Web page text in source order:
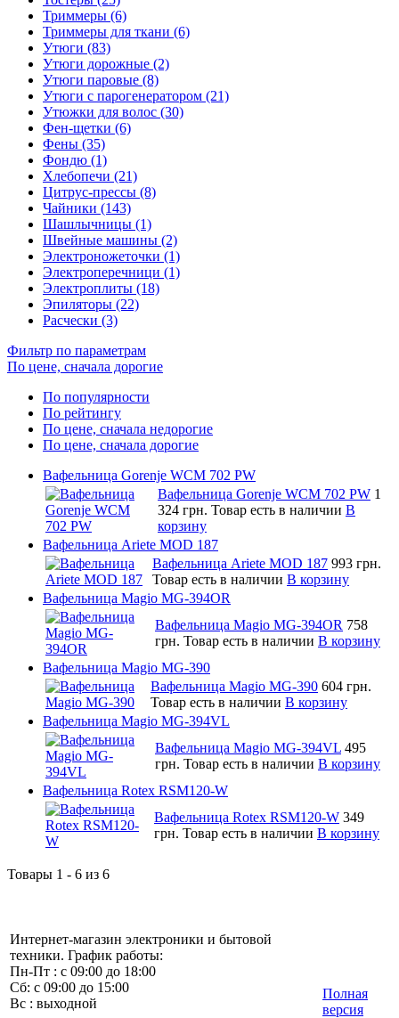
Триммеры (6)
Триммеры для ткани (6)
Утюги (83)
Утюги дорожные (2)
Утюги паровые (8)
Утюги с парогенератором (21)
Утюжки для волос (30)
Фен-щетки (6)
Фены (35)
Фондю (1)
Хлебопечи (21)
Цитрус-прессы (8)
Чайники (143)
Шашлычницы (1)
Швейные машины (2)
Электроножеточки (1)
Электроперечници (1)
Электроплиты (18)
Эпиляторы (22)
Расчески (3)
Фильтр по параметрам
По цене, сначала дорогие
По популярности
По рейтингу
По цене, сначала недорогие
По цене, сначала дорогие
Вафельница Gorenje WCM 702 PW
Вафельница Gorenje WCM 702 PW 1
324 грн. Товар есть в наличии В
корзину
Вафельница Ariete MOD 187
Вафельница Ariete MOD 187 993 грн.
Товар есть в наличии В корзину
Вафельница Magio MG-394OR
Вафельница Magio MG-394OR 758
грн. Товар есть в наличии В корзину
Вафельница Magio MG-390
Вафельница Magio MG-390 604 грн.
Товар есть в наличии В корзину
Вафельница Magio MG-394VL
Вафельница Magio MG-394VL 495
грн. Товар есть в наличии В корзину
Вафельница Rotex RSM120-W
Вафельница Rotex RSM120-W 349
грн. Товар есть в наличии В корзину
Товары 1 - 6 из 6
Интернет-магазин электроники и бытовой
техники. График работы:
Пн-Пт : с 09:00 до 18:00
Сб: с 09:00 до 15:00
Вс : выходной
Полная
версия